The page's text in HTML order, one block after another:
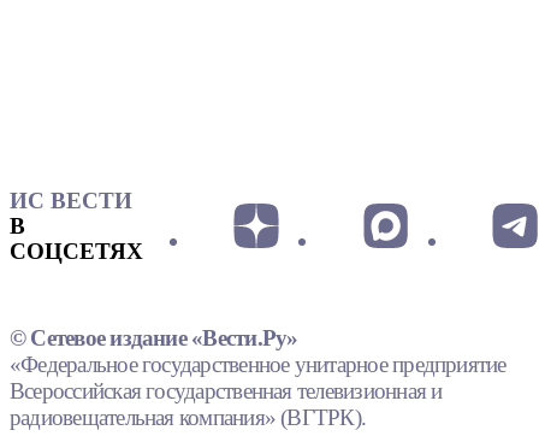
ИС ВЕСТИ
В
СОЦСЕТЯХ
© Сетевое издание «Вести.Ру»
«Федеральное государственное унитарное предприятие
Всероссийская государственная телевизионная и
радиовещательная компания» (ВГТРК).